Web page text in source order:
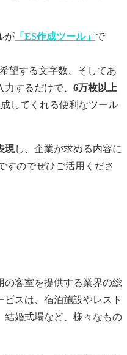
が 「ES作成ツール」 で
望する文字数、そしてあ
するだけで、 6万枚以上
してくれる便利なツール
現し、企業が求める内容に
すのでぜひご活用くださ
の客室を提供する業界の総
スは、宿泊施設やレスト
結婚式場など、様々なもの